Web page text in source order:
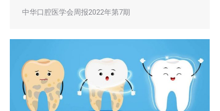
中华口腔医学会周报2022年第7期